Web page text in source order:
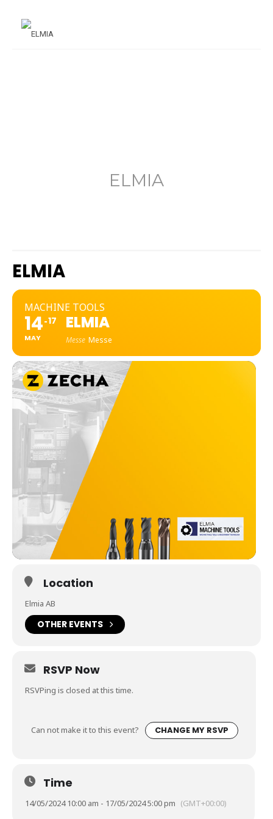
ELMIA
ELMIA
MACHINE TOOLS
14
MAY
17 ELMIA
Messe Messe
Location
Elmia AB
OTHER EVENTS
RSVP Now
RSVPing is closed at this time.
Can not make it to this event? CHANGE MY RSVP
Time
14/05/2024 10:00 am - 17/05/2024 5:00 pm (GMT+00:00)